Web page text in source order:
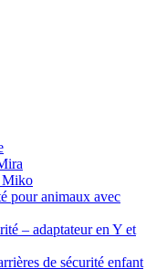
Miko
pour animaux avec
– adaptateur en Y et
de sécurité enfant